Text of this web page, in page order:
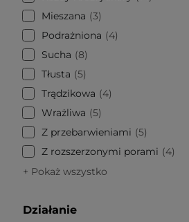
Mieszana
3
Podrażniona
4
Sucha
8
Tłusta
5
Trądzikowa
4
Wrażliwa
5
Z przebarwieniami
5
Z rozszerzonymi porami
4
+ Pokaż wszystko
Działanie